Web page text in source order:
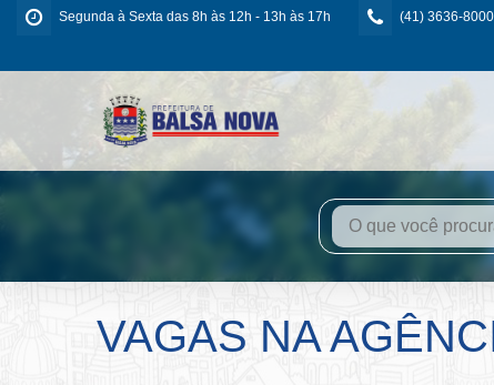
Segunda à Sexta das 8h às 12h - 13h às 17h (41) 3636-8000
VAGAS NA